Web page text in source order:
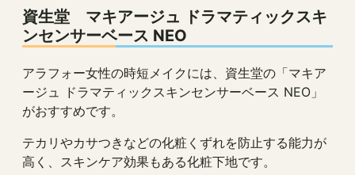
資生堂 マキアージュ ドラマティックスキ
ンセンサーベース NEO
アラフォー女性の時短メイクには、資生堂の「マキア
ージュ ドラマティックスキンセンサーベース NEO」
がおすすめです。
テカリやカサつきなどの化粧くずれを防止する能力が
高く、スキンケア効果もある化粧下地です。